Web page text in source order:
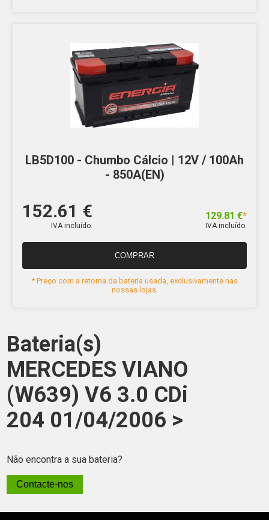
LB5D100 - Chumbo Cálcio | 12V / 100Ah
- 850A(EN)
152.61 €
IVA incluído.
129.81 €*
IVA incluído.
COMPRAR
* Preço com a retoma da bateria usada, exclusivamente nas
nossas lojas.
Bateria(s)
MERCEDES VIANO
(W639) V6 3.0 CDi
204 01/04/2006 >
Não encontra a sua bateria?
Contacte-nos